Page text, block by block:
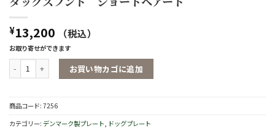
¥13,200 （税込）
お取り寄せができます
ダックスフンド ショートヘアード個
お買い物カゴに追加
商品コード: 7256
カテゴリー: デンマーク製プレート, ドッグプレート